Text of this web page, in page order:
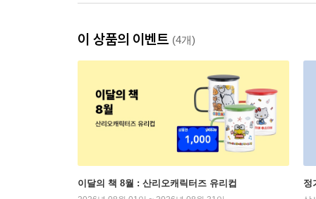
이 상품의 이벤트 (4개)
이달의 책 8월 : 산리오캐릭터즈 유리컵 정